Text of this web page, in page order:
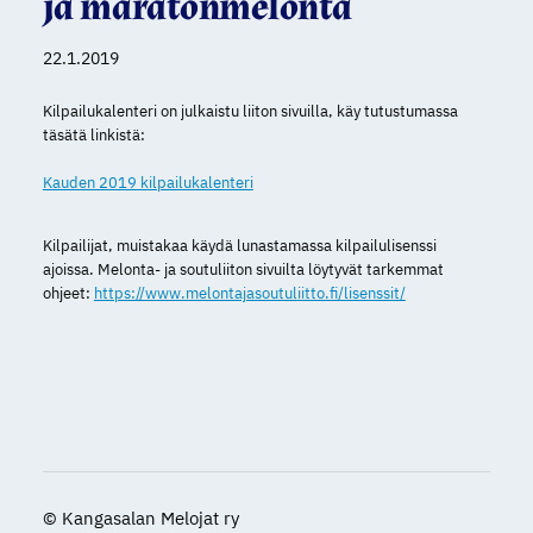
22.1.2019
Kilpailukalenteri on julkaistu liiton sivuilla, käy tutustumassa
täsätä linkistä:
Kauden 2019 kilpailukalenteri
Kilpailijat, muistakaa käydä lunastamassa kilpailulisenssi
ajoissa. Melonta- ja soutuliiton sivuilta löytyvät tarkemmat
ohjeet: https://www.melontajasoutuliitto.fi/lisenssit/
© Kangasalan Melojat ry